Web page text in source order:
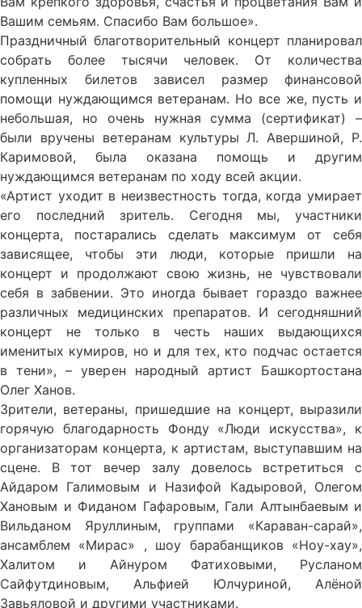
Вашим семьям. Спасибо Вам большое».
Праздничный благотворительный концерт планировал
собрать более тысячи человек. От количества
купленных билетов зависел размер финансовой
помощи нуждающимся ветеранам. Но все же, пусть и
небольшая, но очень нужная сумма (сертификат) –
были вручены ветеранам культуры Л. Авершиной, Р.
Каримовой, была оказана помощь и другим
нуждающимся ветеранам по ходу всей акции.
«Артист уходит в неизвестность тогда, когда умирает
его последний зритель. Сегодня мы, участники
концерта, постарались сделать максимум от себя
зависящее, чтобы эти люди, которые пришли на
концерт и продолжают свою жизнь, не чувствовали
себя в забвении. Это иногда бывает гораздо важнее
различных медицинских препаратов. И сегодняшний
концерт не только в честь наших выдающихся
именитых кумиров, но и для тех, кто подчас остается
в тени», – уверен народный артист Башкортостана
Олег Ханов.
Зрители, ветераны, пришедшие на концерт, выразили
горячую благодарность Фонду «Люди искусства», к
организаторам концерта, к артистам, выступавшим на
сцене. В тот вечер залу довелось встретиться с
Айдаром Галимовым и Назифой Кадыровой, Олегом
Хановым и Фиданом Гафаровым, Гали Алтынбаевым и
Вильданом Яруллиным, группами «Караван-сарай»,
ансамблем «Мирас» , шоу барабанщиков «Ноу-хау»,
Халитом и Айнуром Фатиховыми, Русланом
Сайфутдиновым, Альфией Юлчуриной, Алёной
Завьяловой и другими участниками.